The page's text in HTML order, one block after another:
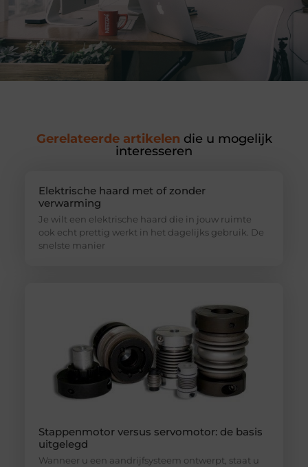
Gerelateerde artikelen die u mogelijk
interesseren
Elektrische haard met of zonder
verwarming
Je wilt een elektrische haard die in jouw ruimte
ook echt prettig werkt in het dagelijks gebruik. De
snelste manier
Stappenmotor versus servomotor: de basis
uitgelegd
Wanneer u een aandrijfsysteem ontwerpt, staat u